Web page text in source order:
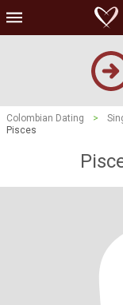
Colombian Dating >
Pisces